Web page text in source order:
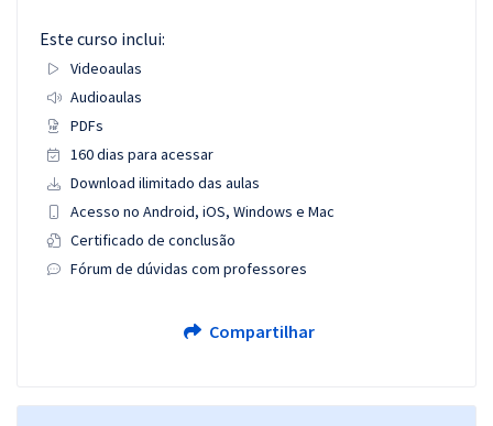
Este curso inclui:
Videoaulas
Audioaulas
PDFs
160 dias para acessar
Download ilimitado das aulas
Acesso no Android, iOS, Windows e Mac
Certificado de conclusão
Fórum de dúvidas com professores
Compartilhar